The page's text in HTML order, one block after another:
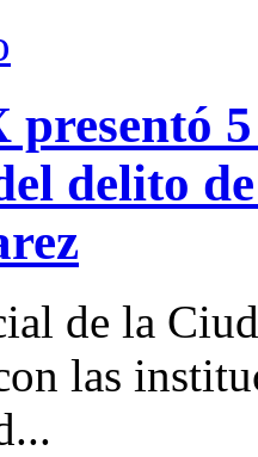
delito
de la
las